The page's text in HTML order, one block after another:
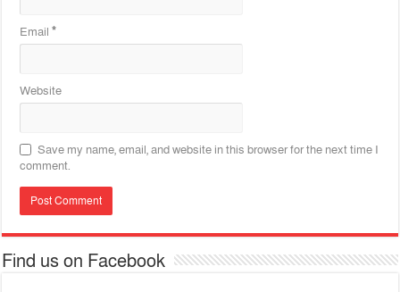
Email*
Website
Save my name, email, and website in this browser for the next time I
comment.
Find us on Facebook